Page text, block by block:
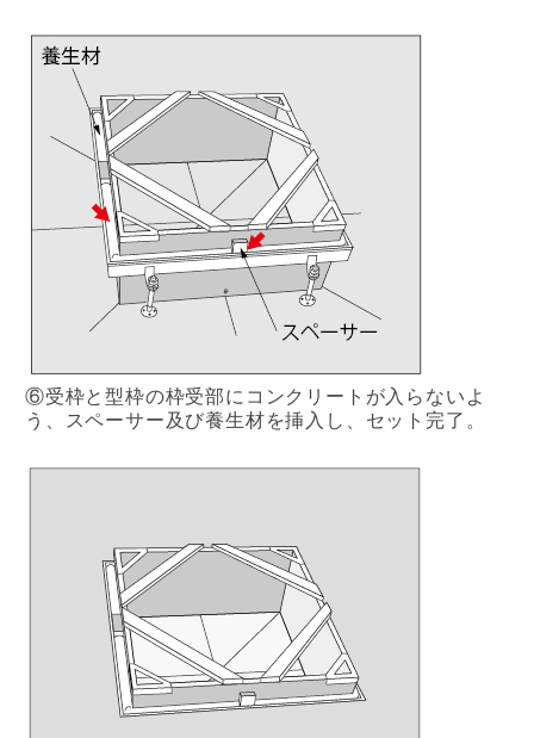
⑥受枠と型枠の枠受部にコンクリートが入らないよ
う、スペーサー及び養生材を挿入し、セット完了。